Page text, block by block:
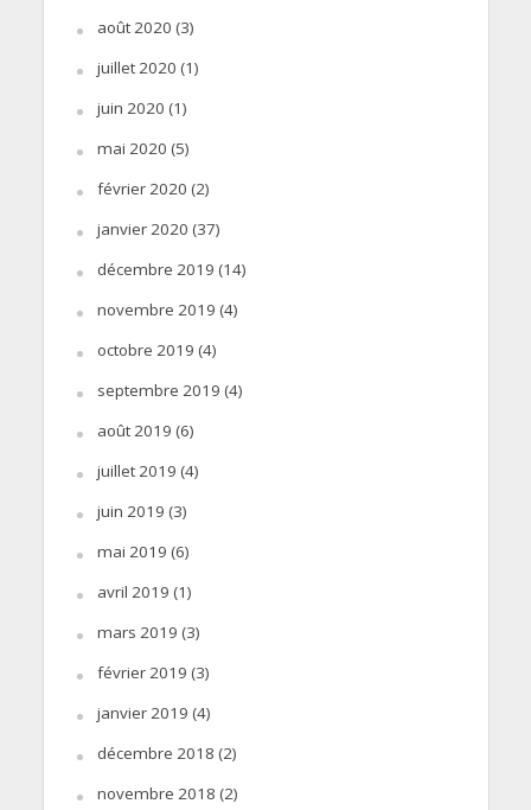
août 2020 (3)
juillet 2020 (1)
juin 2020 (1)
mai 2020 (5)
février 2020 (2)
janvier 2020 (37)
décembre 2019 (14)
novembre 2019 (4)
octobre 2019 (4)
septembre 2019 (4)
août 2019 (6)
juillet 2019 (4)
juin 2019 (3)
mai 2019 (6)
avril 2019 (1)
mars 2019 (3)
février 2019 (3)
janvier 2019 (4)
décembre 2018 (2)
novembre 2018 (2)